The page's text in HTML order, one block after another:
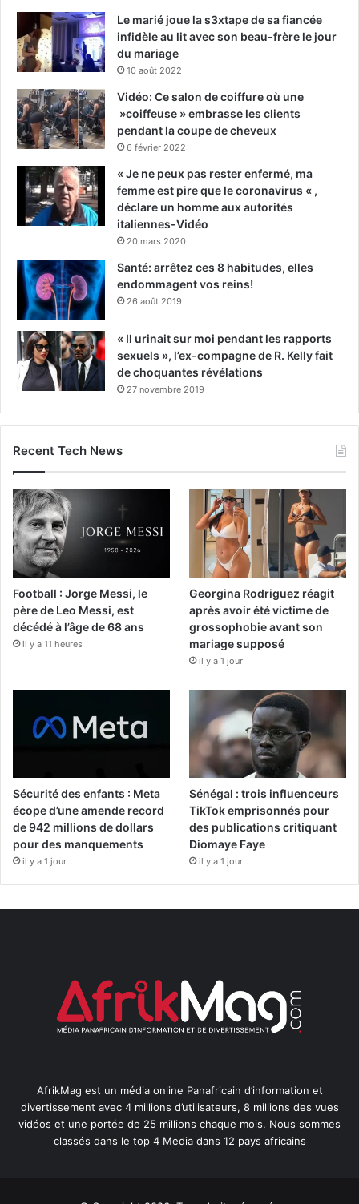
Le marié joue la s3xtape de sa fiancée
infidèle au lit avec son beau-frère le jour
du mariage
10 août 2022
Vidéo: Ce salon de coiffure où une
»coiffeuse » embrasse les clients
pendant la coupe de cheveux
6 février 2022
« Je ne peux pas rester enfermé, ma
femme est pire que le coronavirus « ,
déclare un homme aux autorités
italiennes-Vidéo
20 mars 2020
Santé: arrêtez ces 8 habitudes, elles
endommagent vos reins!
26 août 2019
« Il urinait sur moi pendant les rapports
sexuels », l’ex-compagne de R. Kelly fait
de choquantes révélations
27 novembre 2019
Recent Tech News
Football : Jorge Messi, le
père de Leo Messi, est
décédé à l’âge de 68 ans
il y a 11 heures
Georgina Rodriguez réagit
après avoir été victime de
grossophobie avant son
mariage supposé
il y a 1 jour
Sécurité des enfants : Meta
écope d’une amende record
de 942 millions de dollars
pour des manquements
il y a 1 jour
Sénégal : trois influenceurs
TikTok emprisonnés pour
des publications critiquant
Diomaye Faye
il y a 1 jour
AfrikMag est un média online Panafricain d’information et
divertissement avec 4 millions d’utilisateurs, 8 millions des vues
vidéos et une portée de 25 millions chaque mois. Nous sommes
classés dans le top 4 Media dans 12 pays africains